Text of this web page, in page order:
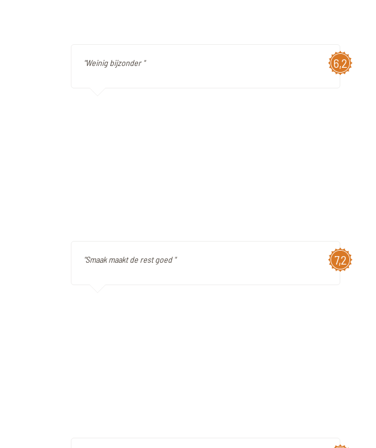
6,2
"Weinig bijzonder "
7,2
"Smaak maakt de rest goed "